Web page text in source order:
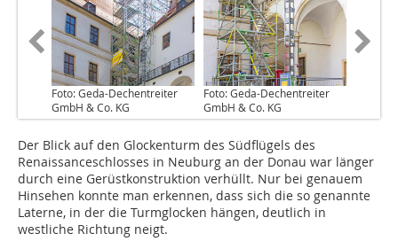
Foto: Geda-Dechentreiter
GmbH & Co. KG
Foto: Geda-Dechentreiter
GmbH & Co. KG
Der Blick auf den Glockenturm des Südflügels des
Renaissanceschlosses in Neuburg an der Donau war länger
durch eine Gerüstkonstruktion verhüllt. Nur bei genauem
Hinsehen konnte man erkennen, dass sich die so genannte
Laterne, in der die Turmglocken hängen, deutlich in
westliche Richtung neigt.